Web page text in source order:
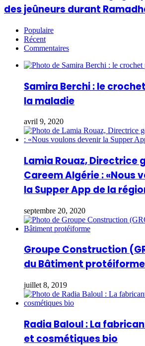
des jeûneurs durant
Populaire
Récent
Commentaires
Samira Berchi : le
la maladie
avril 9, 2020
Lamia Rouaz, Directrice
Careem Algérie : «Nous
la Supper App de la
septembre 20, 2020
Groupe Construction
du Bâtiment protéiforme
juillet 8, 2019
Radia Baloul : La
et cosmétiques bio